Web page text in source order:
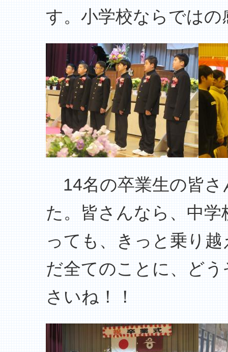
す。小学校ならでは
14名の卒業生の皆さ
た。皆さんなら、中
っても、きっと乗り
だ全てのことに、ど
さいね！！